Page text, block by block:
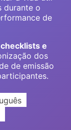
durante o
de
checklists e
dos
de emissão